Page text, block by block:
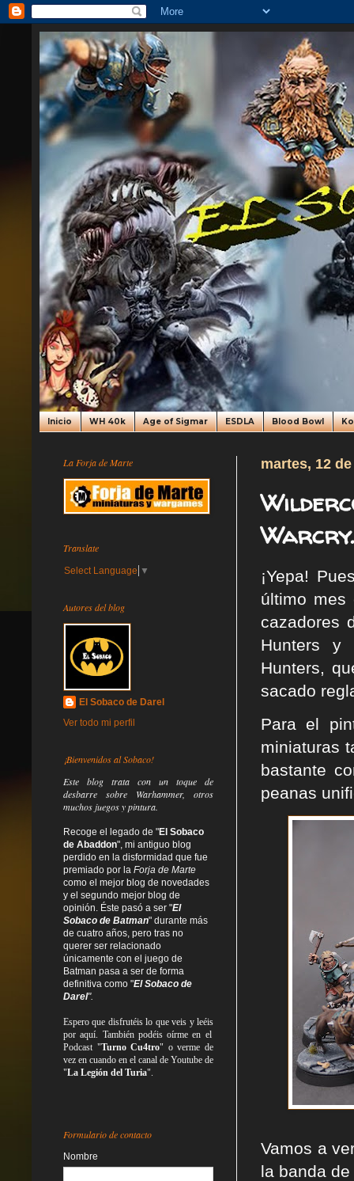
Inicio WH 40k Age of Sigmar ESDLA Blood Bowl
martes, 12
Warcry.
¡Yepa!
último
cazadores
Hunters y
Hunters,
sacado
Para el
miniaturas
bastante
peanas
Vamos a
la banda
La Forja de Marte
Translate
Select Language ▼
Autores del blog
El Sobaco de Darel
Ver todo mi perfil
¡Bienvenidos al Sobaco!
Este blog trata con un toque de
desbarre sobre Warhammer, otros
muchos juegos y pintura.
Recoge el legado de "El Sobaco
de Abaddon", mi antiguo blog
perdido en la disformidad que fue
premiado por la Forja de Marte
como el mejor blog de novedades
y el segundo mejor blog de
opinión. Éste pasó a ser "El
Sobaco de Batman" durante más
de cuatro años, pero tras no
querer ser relacionado
únicamente con el juego de
Batman pasa a ser de forma
definitiva como "El Sobaco de
Darel".
Espero que disfrutéis lo queveis yleéis
por aquí. También podéis oírme en el
Podcast "Turno Cu4tro" o verme de
vez en cuando en el canal de Youtube de
"La Legión del Turia".
Formulario de contacto
Nombre